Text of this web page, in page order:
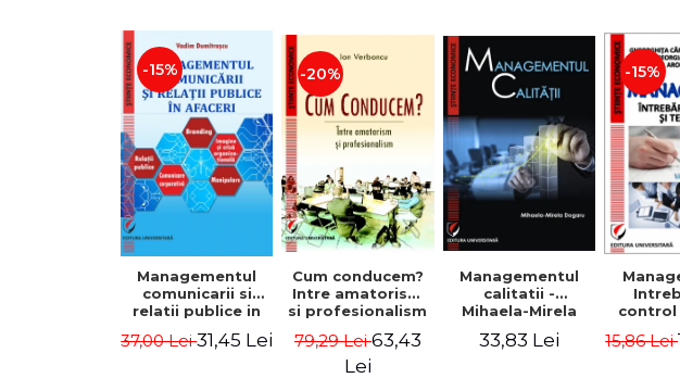
-15%
Managementul
comunicarii si
relatii publice in
Dumitrascu
37,00 Lei31,45 Lei
-20%
Cum conducem?
Intre amatorism
si profesionalism
79,29 Lei63,43
Lei
Managementul
calitatii -
Mihaela-Mirela
33,83 Lei
-15%
15,86 Lei